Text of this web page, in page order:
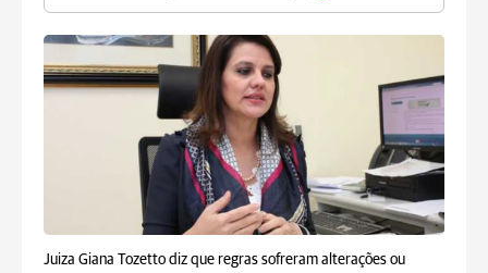
Juiza Giana Tozetto diz que regras sofreram alterações ou